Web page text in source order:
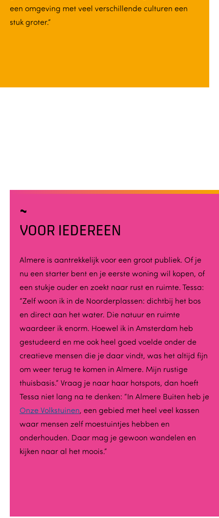
een omgeving met veel verschillende culturen een
stuk groter.”
VOOR IEDEREEN
Almere is aantrekkelijk voor een groot publiek. Of je
nu een starter bent en je eerste woning wil kopen, of
een stukje ouder en zoekt naar rust en ruimte. Tessa:
“Zelf woon ik in de Noorderplassen: dichtbij het bos
en direct aan het water. Die natuur en ruimte
waardeer ik enorm. Hoewel ik in Amsterdam heb
gestudeerd en me ook heel goed voelde onder de
creatieve mensen die je daar vindt, was het altijd fijn
om weer terug te komen in Almere. Mijn rustige
thuisbasis.” Vraag je naar haar hotspots, dan hoeft
Tessa niet lang na te denken: “In Almere Buiten heb je
Onze Volkstuinen, een gebied met heel veel kassen
waar mensen zelf moestuintjes hebben en
onderhouden. Daar mag je gewoon wandelen en
kijken naar al het moois.”